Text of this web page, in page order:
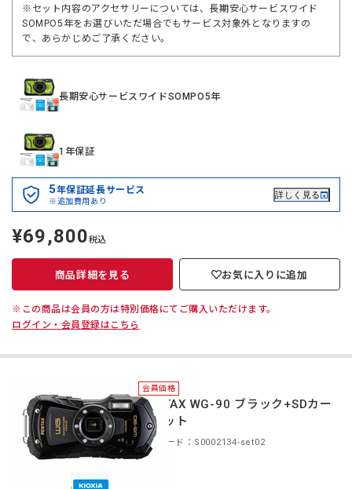
※セット内容のアクセサリーについては、長期安心サービスワイド
SOMPO5年をお選びいただ場合でもサービス対象外となりますの
で、あらかじめご了承ください。
長期安心サービスワイドSOMPO5年
1年保証
5年保証延長サービス
※追加費用あり
詳しく見る
定
価
¥69,800税込
商品詳細を見る お気に入りに追加
※この商品は会員の方は特別価格にてご購入いただけます。
ログイン・会員登録はこちら
会員価格
PENTAX WG-90 ブラック+SDカー
ドセット
商品コード：S0002134-set02